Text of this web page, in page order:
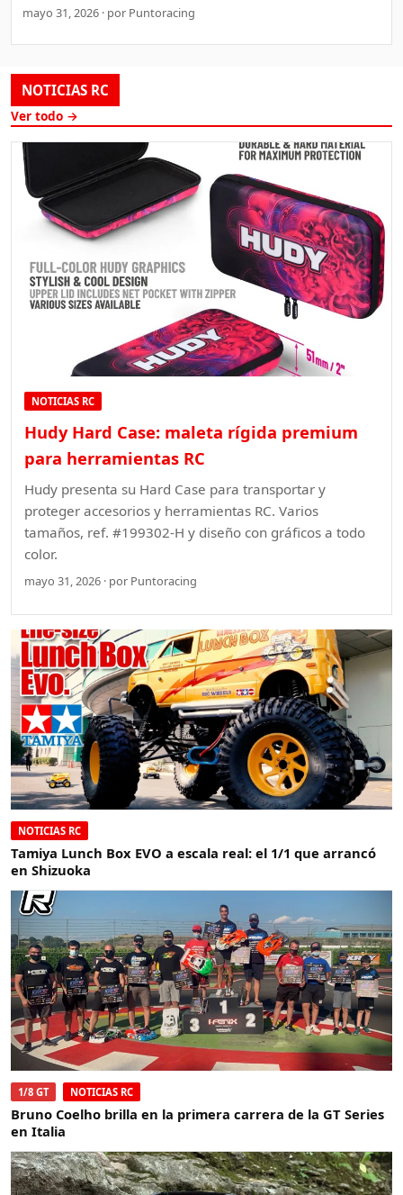
mayo 31, 2026 · por Puntoracing
NOTICIAS RC
Ver todo →
NOTICIAS RC
Hudy Hard Case: maleta rígida premium
para herramientas RC
Hudy presenta su Hard Case para transportar y
proteger accesorios y herramientas RC. Varios
tamaños, ref. #199302-H y diseño con gráficos a todo
color.
mayo 31, 2026 · por Puntoracing
NOTICIAS RC
Tamiya Lunch Box EVO a escala real: el 1/1 que arrancó
en Shizuoka
1/8 GT NOTICIAS RC
Bruno Coelho brilla en la primera carrera de la GT Series
en Italia